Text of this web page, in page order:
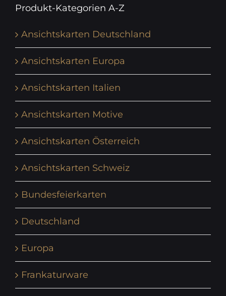
Produkt-Kategorien A-Z
Ansichtskarten Deutschland
Ansichtskarten Europa
Ansichtskarten Italien
Ansichtskarten Motive
Ansichtskarten Österreich
Ansichtskarten Schweiz
Bundesfeierkarten
Deutschland
Europa
Frankaturware